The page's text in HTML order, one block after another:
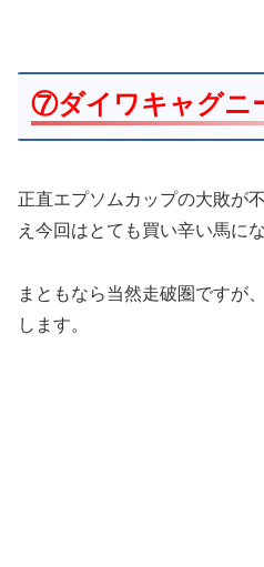
⑦ダイワキャグニ
正直エプソムカップの大敗が
え今回はとても買い辛い馬に
まともなら当然走破圏ですが
します。